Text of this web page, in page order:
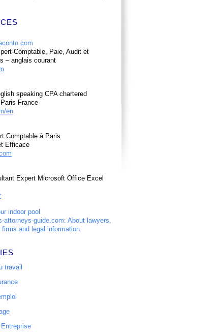
Comptable, Paie, Audit et
– anglais courant
speaking CPA chartered
France
en
Comptable à Paris
Efficace
Expert Microsoft Office Excel
indoor pool
attorneys-guide.com: About lawyers,
and legal information
travail